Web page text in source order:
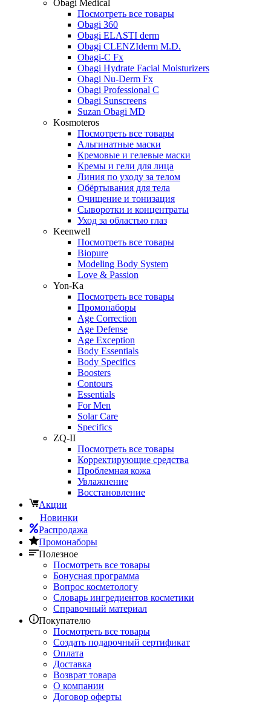
Obagi Medical
Посмотреть все товары
Obagi 360
Obagi ELASTI derm
Obagi CLENZIderm M.D.
Obagi-C Fx
Obagi Hydrate Facial Moisturizers
Obagi Nu-Derm Fx
Obagi Professional C
Obagi Sunscreens
Suzan Obagi MD
Kosmoteros
Посмотреть все товары
Альгинатные маски
Кремовые и гелевые маски
Кремы и гели для лица
Линия по уходу за телом
Обёртывания для тела
Очищение и тонизация
Сыворотки и концентраты
Уход за областью глаз
Keenwell
Посмотреть все товары
Biopure
Modeling Body System
Love & Passion
Yon-Ka
Посмотреть все товары
Промонаборы
Age Correction
Age Defense
Age Exception
Body Essentials
Body Specifics
Boosters
Contours
Essentials
For Men
Solar Care
Specifics
ZQ-II
Посмотреть все товары
Корректирующие средства
Проблемная кожа
Увлажнение
Восстановление
Акции
Новинки
Распродажа
Промонаборы
Полезное
Посмотреть все товары
Бонусная программа
Вопрос косметологу
Словарь ингредиентов косметики
Справочный материал
Покупателю
Посмотреть все товары
Создать подарочный сертификат
Оплата
Доставка
Возврат товара
О компании
Договор оферты